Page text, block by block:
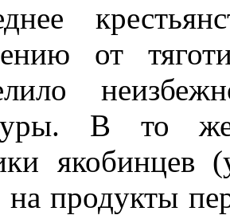
от
В то же
якобинцев
на продукты